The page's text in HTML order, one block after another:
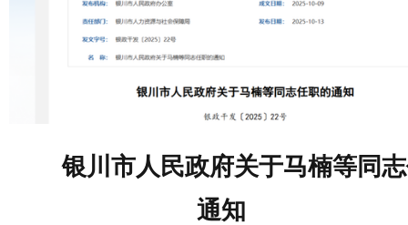
银川市人民政府关于马楠等同
通知